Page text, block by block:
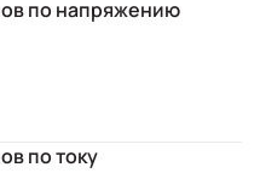
по напряжению
по току